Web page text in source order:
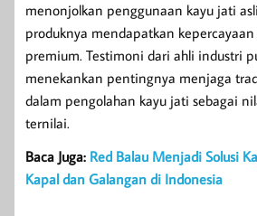
menonjolkan penggunaan kayu jati
produknya mendapatkan
premium. Testimoni dari ahli industri
menekankan pentingnya menjaga
dalam pengolahan kayu jati sebagai
ternilai.
Baca Juga: Red Balau Menjadi Solusi
Kapal dan Galangan di Indonesia